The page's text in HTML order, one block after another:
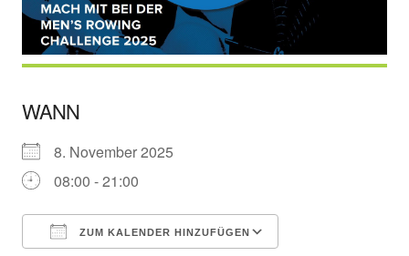
WANN
8. November 2025
08:00 - 21:00
ZUM KALENDER HINZUFÜGEN